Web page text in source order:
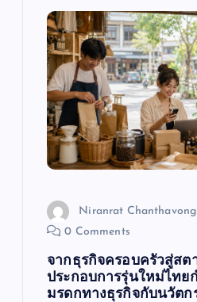
Niranrat Chanthavong
0 Comments
จากธุรกิจครอบครัวสู่สต
ประกอบการรุ่นใหม่ไทย
มรดกทางธุรกิจกับนวัตก